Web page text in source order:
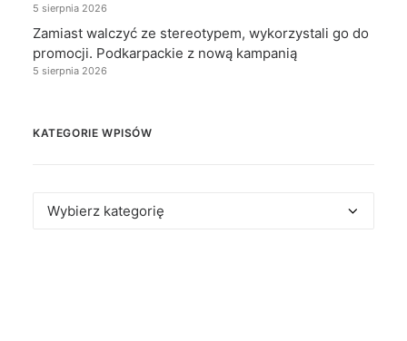
5 sierpnia 2026
Zamiast walczyć ze stereotypem, wykorzystali go do
promocji. Podkarpackie z nową kampanią
5 sierpnia 2026
KATEGORIE WPISÓW
Kategorie